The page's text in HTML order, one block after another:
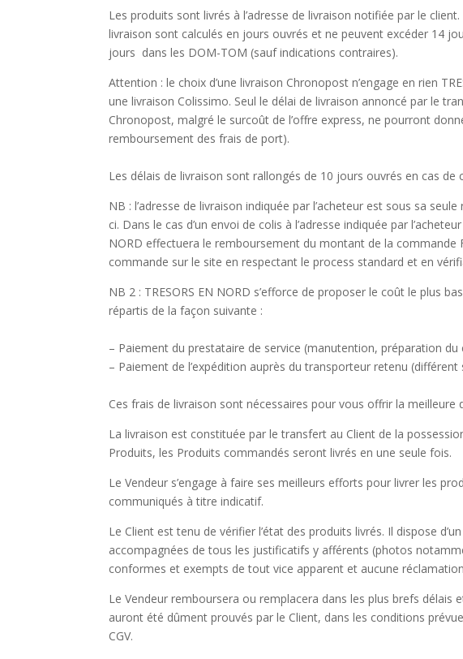
Les produits sont livrés à l’adresse de livraison notifiée par le
livraison sont calculés en jours ouvrés et ne peuvent excéder 14
jours dans les DOM-TOM (sauf indications contraires).
Attention : le choix d’une livraison Chronopost n’engage en rien
une livraison Colissimo. Seul le délai de livraison annoncé par le
Chronopost, malgré le surcoût de l’offre express, ne pourront
remboursement des frais de port).
Les délais de livraison sont rallongés de 10 jours ouvrés en cas
NB : l’adresse de livraison indiquée par l’acheteur est sous sa
ci. Dans le cas d’un envoi de colis à l’adresse indiquée par
NORD effectuera le remboursement du montant de la commande
commande sur le site en respectant le process standard et en
NB 2 : TRESORS EN NORD s’efforce de proposer le coût le plus
répartis de la façon suivante :
– Paiement du prestataire de service (manutention, préparation
– Paiement de l’expédition auprès du transporteur retenu
Ces frais de livraison sont nécessaires pour vous offrir la
La livraison est constituée par le transfert au Client de la
Produits, les Produits commandés seront livrés en une seule fois.
Le Vendeur s’engage à faire ses meilleurs efforts pour livrer les
communiqués à titre indicatif.
Le Client est tenu de vérifier l’état des produits livrés. Il dispose
accompagnées de tous les justificatifs y afférents (photos
conformes et exempts de tout vice apparent et aucune
Le Vendeur remboursera ou remplacera dans les plus brefs
auront été dûment prouvés par le Client, dans les conditions
CGV.